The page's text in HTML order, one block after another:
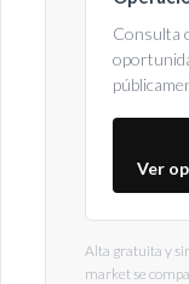
Consulta
Ver
Alta gratuita y
market se